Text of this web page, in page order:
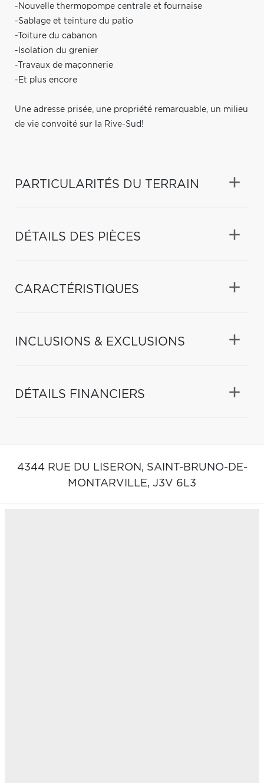
-Nouvelle thermopompe centrale et fournaise
-Sablage et teinture du patio
-Toiture du cabanon
-Isolation du grenier
-Travaux de maçonnerie
-Et plus encore
Une adresse prisée, une propriété remarquable, un milieu
de vie convoité sur la Rive-Sud!
PARTICULARITÉS DU TERRAIN
DÉTAILS DES PIÈCES
CARACTÉRISTIQUES
INCLUSIONS & EXCLUSIONS
DÉTAILS FINANCIERS
4344 RUE DU LISERON, SAINT-BRUNO-DE-
MONTARVILLE, J3V 6L3